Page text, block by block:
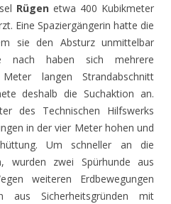
Rügen etwa 400 Kubikmeter
Eine Spaziergängerin hatte die
sie den Absturz unmittelbar
nach haben sich mehrere
langen Strandabschnitt
deshalb die Suchaktion an.
des Technischen Hilfswerks
in der vier Meter hohen und
Um schneller an die
wurden zwei Spürhunde aus
weiteren Erdbewegungen
aus Sicherheitsgründen mit